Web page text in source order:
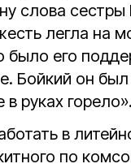
слова
легла на
было его
он был
руках горело».
в
по